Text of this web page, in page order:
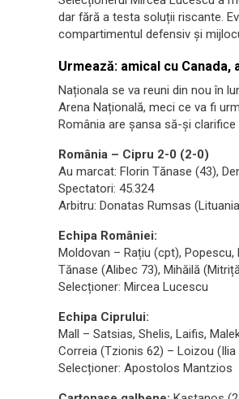
dar fără a testa soluții riscante.
compartimentul defensiv și
Urmează: amical cu
Naționala se va reuni din nou în
Arena Națională, meci ce va fi
România are șansa să-și
România – Cipru 2-0 (2-0)
Au marcat: Florin Tănase (43),
Spectatori: 45.324
Arbitru: Donatas Rumsas
Echipa României:
Moldovan – Rațiu (cpt),
Tănase (Alibec 73), Mihăilă
Selecționer: Mircea Lucescu
Echipa Ciprului:
Mall – Satsias, Shelis, Laifis,
Correia (Tzionis 62) – Loizou
Selecționer: Apostolos Mantzios